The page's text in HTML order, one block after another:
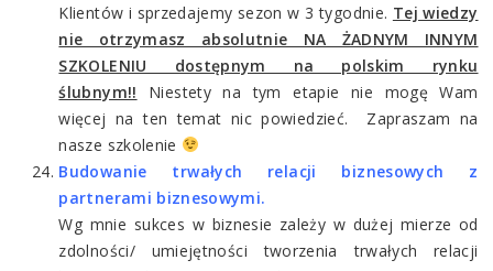
Klientów i sprzedajemy sezon w 3 tygodnie. Tej wiedzy
nie otrzymasz absolutnie NA ŻADNYM INNYM
SZKOLENIU dostępnym na polskim rynku
ślubnym!! Niestety na tym etapie nie mogę Wam
więcej na ten temat nic powiedzieć. Zapraszam na
nasze szkolenie
Budowanie trwałych relacji biznesowych z
partnerami biznesowymi.
Wg mnie sukces w biznesie zależy w dużej mierze od
zdolności/ umiejętności tworzenia trwałych relacji